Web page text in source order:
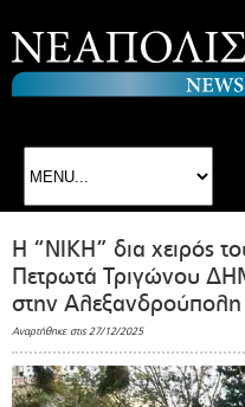
Η “ΝΙΚΗ” δια χειρός
Πετρωτά Τριγώνου
στην Αλεξανδρούπολη
Αναρτήθηκε στις 27/12/2025